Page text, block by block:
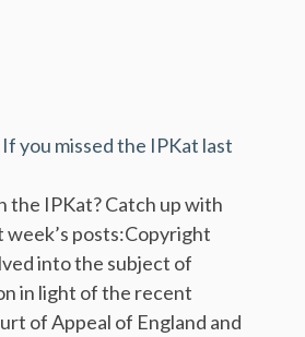
you missed the IPKat last
the IPKat? Catch up with
posts:Copyright
into the subject of
in light of the recent
of Appeal of England and